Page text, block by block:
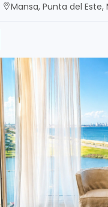
Mansa, Punta del Este,